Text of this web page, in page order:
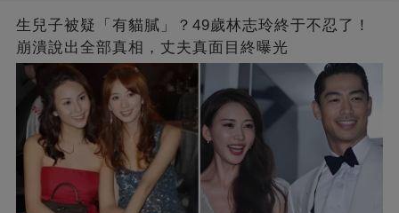
生兒子被疑「有貓膩」？49歲林志玲終于不忍了！
崩潰說出全部真相，丈夫真面目終曝光